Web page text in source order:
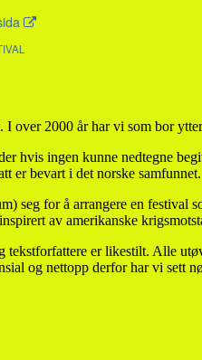
over 2000 år har vi som bor
hvis ingen kunne nedtegne
er bevart i det norske samfunnet.
seg for å arrangere en
av amerikanske
tekstforfattere er likestilt. Alle
og nettopp derfor har vi